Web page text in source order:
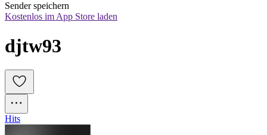
Sender speichern
Kostenlos im App Store laden
djtw93
Hits